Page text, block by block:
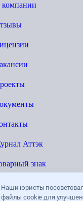
Наши юристы
файлы cookie для
Аттэк
знак